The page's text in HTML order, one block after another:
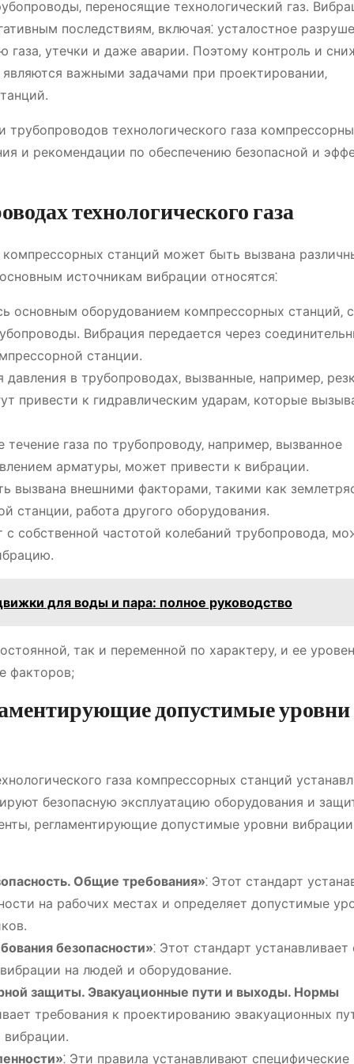
переносящие технологический газ.
последствиям‚ включая⁚ усталостное
утечки и даже аварии. Поэтому контроль и
важными задачами при проектировании‚
технологического газа
и рекомендации по обеспечению безопасной и
технологического газа
компрессорных станций может быть вызвана
источникам вибрации относятся⁚
основным оборудованием компрессорных станций‚
Вибрация передается через
станции.
в трубопроводах‚ вызванные‚ например‚
привести к гидравлическим ударам‚ которые
газа по трубопроводу‚ например‚ вызванное
арматуры‚ может привести к вибрации.
вызвана внешними факторами‚ такими как
станции‚ работа другого оборудования.
собственной частотой колебаний трубопровода‚
для воды и пара: полное руководство
так и переменной по характеру‚ и ее
факторов;
допустимые уровни
газа компрессорных станций
безопасную эксплуатацию оборудования и
регламентирующие допустимые уровни
Общие требования»⁚ Этот стандарт
на рабочих местах и определяет допустимые
безопасности»⁚ Этот стандарт
на людей и оборудование.
защиты. Эвакуационные пути и выходы. Нормы
требования к проектированию эвакуационных
⁚ Эти правила устанавливают специфические